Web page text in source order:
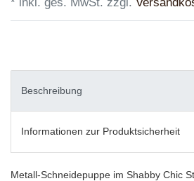
Beschreibung
Informationen zur Produktsicherheit
Metall-Schneidepuppe im Shabby Chic